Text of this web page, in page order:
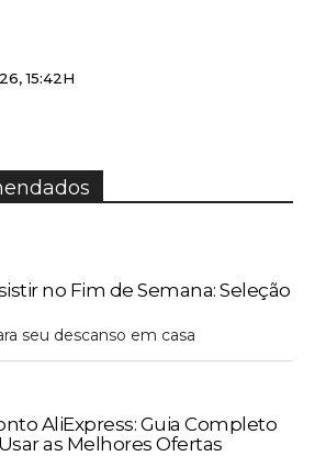
15:42H
no Fim de Semana: Seleção
seu descanso em casa
AliExpress: Guia Completo
as Melhores Ofertas